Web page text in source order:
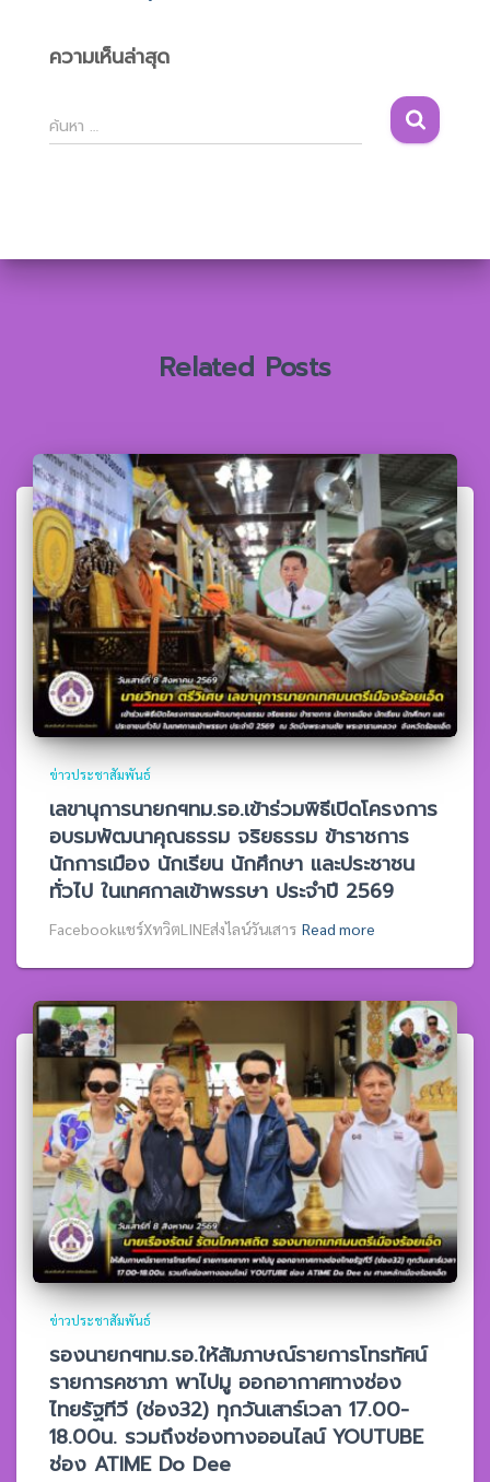
ความเห็นล่าสุด
ค้
น
ห
ค้นหา …
Related Posts
ข่าวประชาสัมพันธ์
เลขานุการนายกฯทม.รอ.เข้าร่วมพิธีเปิดโครงการ
อบรมพัฒนาคุณธรรม จริยธรรม ข้าราชการ
นักการเมือง นักเรียน นักศึกษา และประชาชน
ทั่วไป ในเทศกาลเข้าพรรษา ประจำปี 2569
Facebookแชร์XทวิตLINEส่งไลน์วันเสาร Read more
ข่าวประชาสัมพันธ์
รองนายกฯทม.รอ.ให้สัมภาษณ์รายการโทรทัศน์
รายการคชาภา พาไปมู ออกอากาศทางช่อง
ไทยรัฐทีวี (ช่อง32) ทุกวันเสาร์เวลา 17.00-
18.00น. รวมถึงช่องทางออนไลน์ YOUTUBE
ช่อง ATIME Do Dee